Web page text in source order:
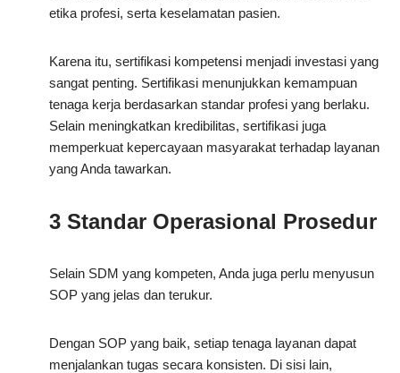
etika profesi, serta keselamatan pasien.
Karena itu, sertifikasi kompetensi menjadi investasi yang
sangat penting. Sertifikasi menunjukkan kemampuan
tenaga kerja berdasarkan standar profesi yang berlaku.
Selain meningkatkan kredibilitas, sertifikasi juga
memperkuat kepercayaan masyarakat terhadap layanan
yang Anda tawarkan.
3 Standar Operasional Prosedur
Selain SDM yang kompeten, Anda juga perlu menyusun
SOP yang jelas dan terukur.
Dengan SOP yang baik, setiap tenaga layanan dapat
menjalankan tugas secara konsisten. Di sisi lain,